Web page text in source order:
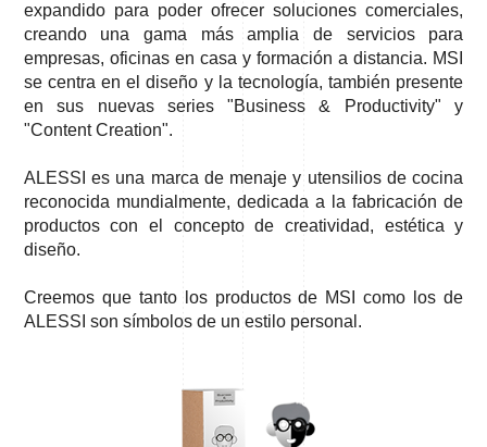
expandido para poder ofrecer soluciones comerciales,
creando una gama más amplia de servicios para
empresas, oficinas en casa y formación a distancia. MSI
se centra en el diseño y la tecnología, también presente
en sus nuevas series "Business & Productivity" y
"Content Creation".
ALESSI es una marca de menaje y utensilios de cocina
reconocida mundialmente, dedicada a la fabricación de
productos con el concepto de creatividad, estética y
diseño.
Creemos que tanto los productos de MSI como los de
ALESSI son símbolos de un estilo personal.